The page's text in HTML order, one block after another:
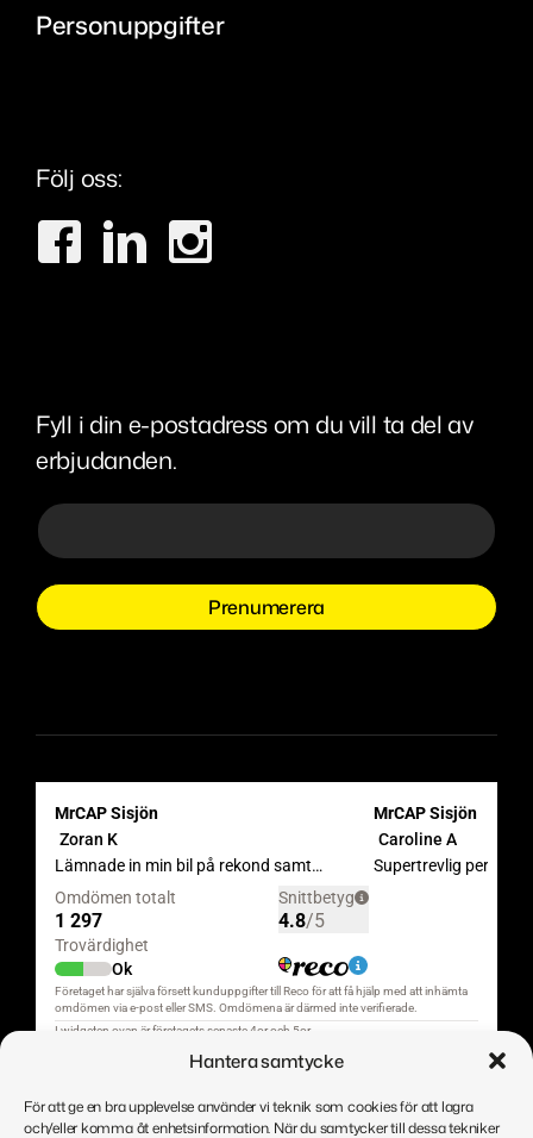
Hantera samtycke
För att ge en bra upplevelse använder vi teknik som cookies för att lagra
och/eller komma åt enhetsinformation. När du samtycker till dessa tekniker
Personuppgifter
Följ oss:
Fyll i din e-postadress om du vill ta del av
erbjudanden.